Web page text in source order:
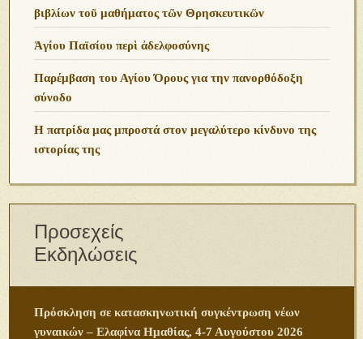
βιβλίων τοῦ μαθήματος τῶν Θρησκευτικῶν
Ἁγίου Παϊσίου περὶ ἀδελφοσύνης
Παρέμβαση του Αγίου Όρους για την πανορθόδοξη
σύνοδο
Η πατρίδα μας μπροστά στον μεγαλύτερο κίνδυνο της
ιστορίας της
Προσεχείς
Εκδηλώσεις
Πρόσκληση σε κατασκηνωτική συγκέντρωση νέων
γυναικών – Ελαφίνα Ημαθίας, 4-7 Αυγούστου 2026